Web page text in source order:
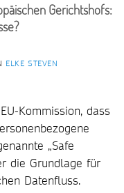
Gerichtshofs:
ELKE STEVEN
Kommission, dass
„Safe
die Grundlage für
Datenfluss.